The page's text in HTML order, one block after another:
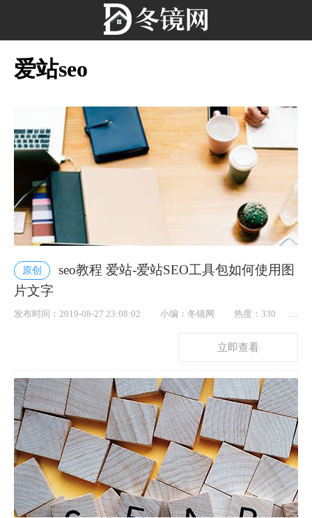
爱站seo
原创
seo教程 爱站-爱站SEO工具包如何使用图
片文字
发布时间：2019-08-27 23:08:02 小编：冬镜网
热度：330
立即查看